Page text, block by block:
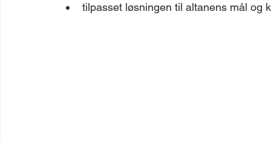
tilpasset løsningen til altanens mål og